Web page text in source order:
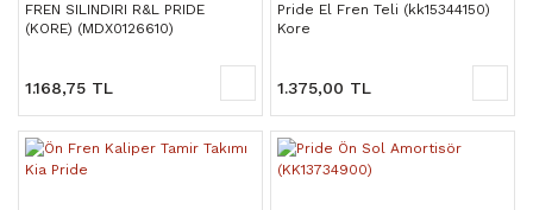
FREN SILINDIRI R&L PRIDE
(KORE) (MDX0126610)
1.168,75 TL
Pride El Fren Teli (kk15344150)
Kore
1.375,00 TL